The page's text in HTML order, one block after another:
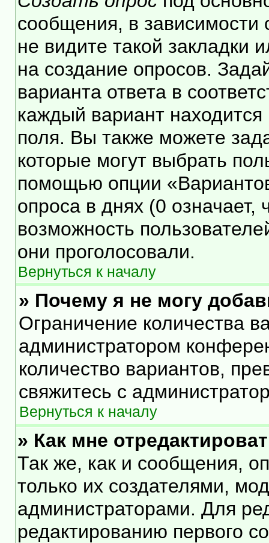
сообщения, в зависимости
не видите такой
на создание опросов.
варианта ответа в
каждый вариант находится
поля. Вы также можете
которые могут выбрать
помощью опции
опроса в днях (0 означает,
возможность
они проголосовали.
Вернуться к началу
» Почему я не могу
Ограничение количества
администратором
количество вариантов,
свяжитесь с
Вернуться к началу
» Как мне
Так же, как и сообщения,
только их создателями,
администраторами. Для
редактированию первого